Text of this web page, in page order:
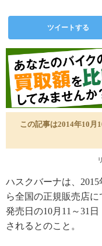
ツイートする
この記事は2014年10月
ハスクバーナは、
ら全国の正規販売店に
発売日の10月11～31
されるとのこと。